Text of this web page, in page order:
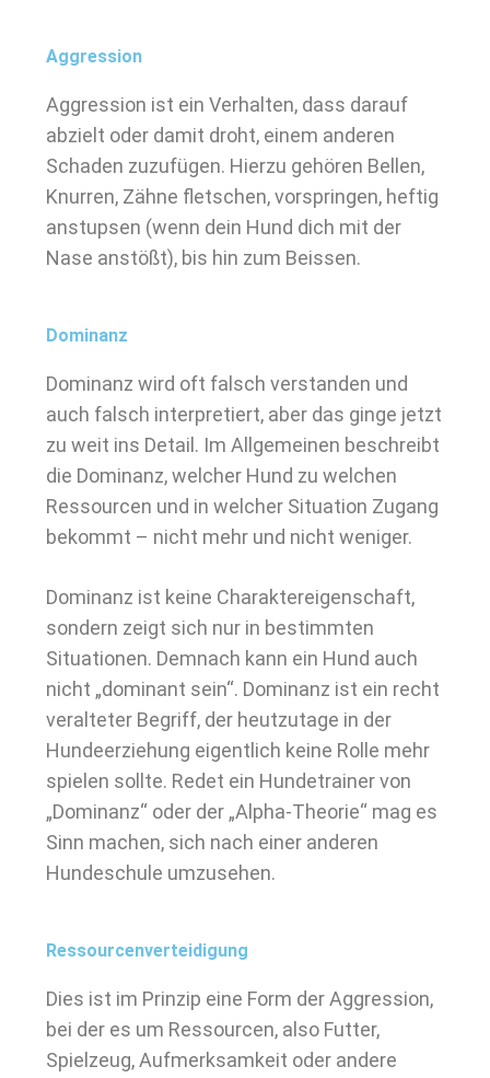
Aggression
Aggression ist ein Verhalten, dass darauf
abzielt oder damit droht, einem anderen
Schaden zuzufügen. Hierzu gehören Bellen,
Knurren, Zähne fletschen, vorspringen, heftig
anstupsen (wenn dein Hund dich mit der
Nase anstößt), bis hin zum Beissen.
Dominanz
Dominanz wird oft falsch verstanden und
auch falsch interpretiert, aber das ginge jetzt
zu weit ins Detail. Im Allgemeinen beschreibt
die Dominanz, welcher Hund zu welchen
Ressourcen und in welcher Situation Zugang
bekommt – nicht mehr und nicht weniger.
Dominanz ist keine Charaktereigenschaft,
sondern zeigt sich nur in bestimmten
Situationen. Demnach kann ein Hund auch
nicht „dominant sein“. Dominanz ist ein recht
veralteter Begriff, der heutzutage in der
Hundeerziehung eigentlich keine Rolle mehr
spielen sollte. Redet ein Hundetrainer von
„Dominanz“ oder der „Alpha-Theorie“ mag es
Sinn machen, sich nach einer anderen
Hundeschule umzusehen.
Ressourcenverteidigung
Dies ist im Prinzip eine Form der Aggression,
bei der es um Ressourcen, also Futter,
Spielzeug, Aufmerksamkeit oder andere